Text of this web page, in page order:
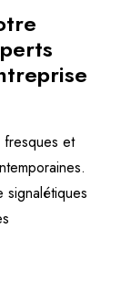
et
signalétiques